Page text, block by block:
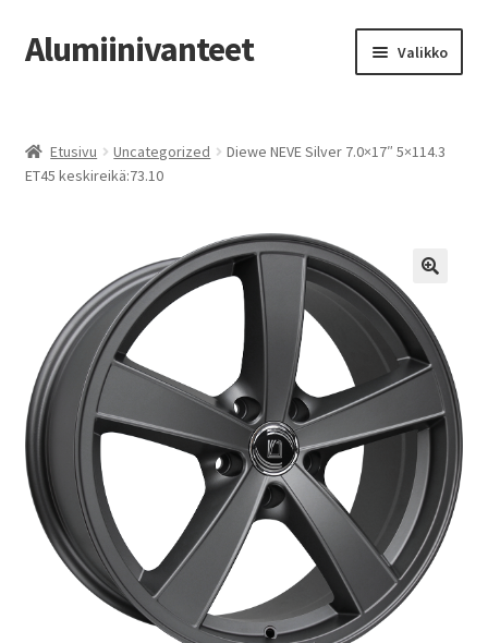
Siirry
navigointiin
Siirry
sisältöön
Alumiinivanteet Valikko
Kauppa
Tilausohjeet
Vanteiden osto-opas
Auton renkaat
Yhteystiedot
Etusivu Uncategorized
Diewe NEVE Silver 7.0×17″ 5×114.3
ET45 keskireikä:73.10